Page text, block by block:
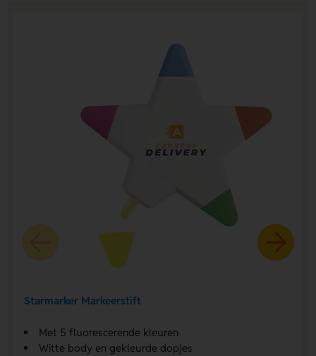
Starmarker Markeerstift
Met 5 fluorescerende kleuren
Witte body en gekleurde dopjes